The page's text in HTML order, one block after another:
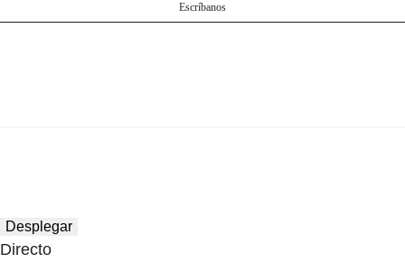
Escríbanos
Desplegar
Directo